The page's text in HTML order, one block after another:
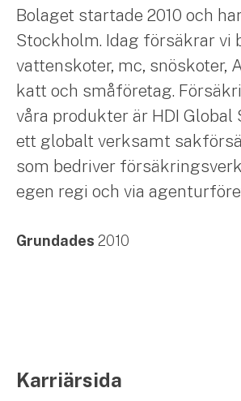
Bolaget startade 2010 och
Stockholm. Idag försäkrar vi
vattenskoter, mc, snöskoter,
katt och småföretag.
våra produkter är HDI Global
ett globalt verksamt
som bedriver
egen regi och via
Grundades 2010
Karriärsida